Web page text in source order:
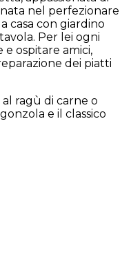
nel perfezionare
casa con giardino
Per lei ogni
ospitare amici,
dei piatti
ragù di carne o
e il classico